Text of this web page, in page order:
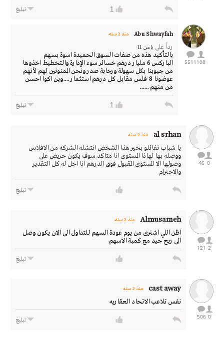
1 تبليغ
108
5511
Abu Shwayfah منذ 2 سنه
رداً على يامن 11
بالتأكيد هذه من صفات السوق الحميدة اسوة بسهم
الباركس 6 مليار درهم خسائر سوء الإدارة والتخطيط اخذوها
من جيوبنا بكل سهولة ورحابة صدر ونحن الممنونين لهم لأنهم
عوضونا 8 فلس مقابل كل درهم استثمار ....وين اكوا احسن
من منهم ......
1 تبليغ
0
46
al srhan منذ 2 سنه
يا شباب تفائلو بخير هذا الشخص انتشله الشركه من الافلاس
ووصله بها لهاذا المستوى انا متاكد سوف يكون حريص على
وصولها الا المستوى المقبول فوق الدرهم انا اجل له كل التقدير
والاحترام
تبليغ
2
121
Almusameh منذ 2 سنه
اظن اللي اشترى من يوم عودة السهم للتداول الى الان يكون وصل
الى ربح جيد مع كمبة الاسهم
تبليغ
0
506
cast away منذ 2 سنه
نفس تلاعب الاتحاد العقاريه
تبليغ